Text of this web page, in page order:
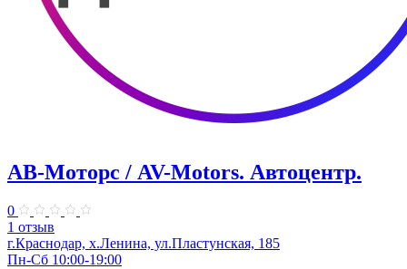
АВ-Моторс / AV-Motors. Автоцентр.
0
1 отзыв
г.Краснодар, х.Ленина, ул.Пластунская, 185
Пн-Сб 10:00-19:00